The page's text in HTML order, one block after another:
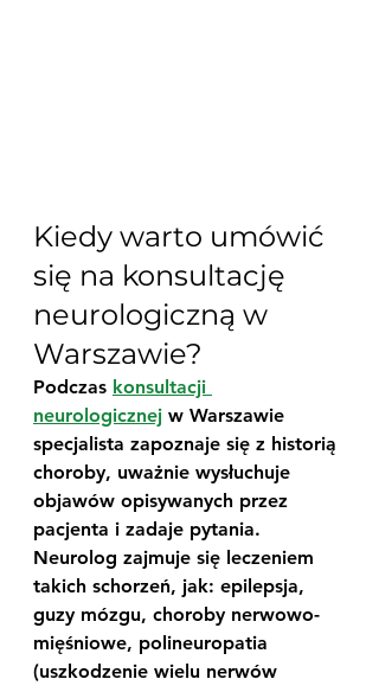
Kiedy warto umówić
się na konsultację
neurologiczną w
Warszawie?
Podczas konsultacji
neurologicznej w Warszawie
specjalista zapoznaje się z historią
choroby, uważnie wysłuchuje
objawów opisywanych przez
pacjenta i zadaje pytania.
Neurolog zajmuje się leczeniem
takich schorzeń, jak: epilepsja,
guzy mózgu, choroby nerwowo-
mięśniowe, polineuropatia
(uszkodzenie wielu nerwów